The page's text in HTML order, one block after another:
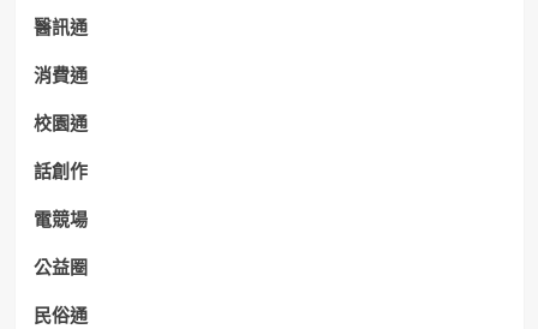
醫訊通
消費通
校園通
話創作
電競場
公益圈
民俗通